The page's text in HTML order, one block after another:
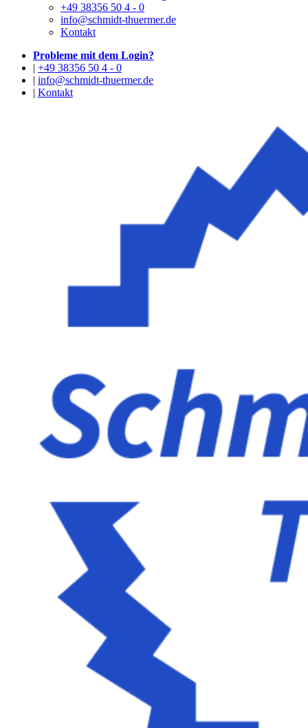
+49 38356 50 4 - 0
info@schmidt-thuermer.de
Kontakt
Probleme mit dem Login?
| +49 38356 50 4 - 0
| info@schmidt-thuermer.de
| Kontakt